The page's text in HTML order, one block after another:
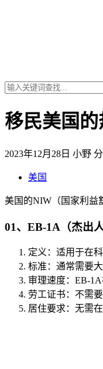
移民美国
2023年12月28日 小野
美国
美国的NIW（国家利益
01、EB-1A（杰出人
定义：适用于在
标准：通常需要
审理速度：EB-
劳工证书：不需要
居住要求：无需